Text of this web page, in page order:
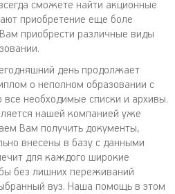
сможете найти акционные
приобретение еще боле
приобрести различные виды
день продолжает
о неполном образовании с
необходимые списки и архивы.
нашей компанией уже
Вам получить документы,
внесены в базу с данными
для каждого широкие
без лишних переживаний
вуз. Наша помощь в этом